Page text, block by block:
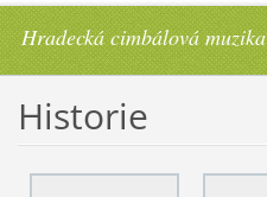
Hradecká cimbálová muzika
Historie